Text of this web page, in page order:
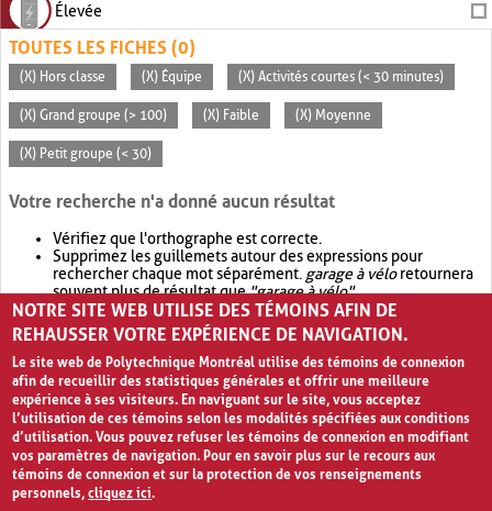
Élevée
TOUTES LES FICHES (0)
(X) Hors classe (X) Équipe (X) Activités courtes (< 30 minutes)
(X) Grand groupe (> 100) (X) Faible (X) Moyenne
(X) Petit groupe (< 30)
Votre recherche n'a donné aucun résultat
Vérifiez que l'orthographe est correcte.
Supprimez les guillemets autour des expressions pour
rechercher chaque mot séparément. garage à véloretournera
souvent plus de résultat que"garage à vélo".
Envisagez d'élargir votre recherche avec OR.garage OR vélo
retournera souvent plus de résultat quegarage à vélo
NOTRE SITE WEB UTILISE DES TÉMOINS AFIN DE
REHAUSSER VOTRE EXPÉRIENCE DE NAVIGATION.
Le site web de Polytechnique Montréal utilise des témoins de connexion
afin de recueillir des statistiques générales et offrir une meilleure
expérience à ses visiteurs. En naviguant sur le site, vous acceptez
l’utilisation de ces témoins selon les modalités spécifiées aux conditions
d’utilisation. Vous pouvez refuser les témoins de connexion en modifiant
vos paramètres de navigation. Pour en savoir plus sur le recours aux
témoins de connexion et sur la protection de vos renseignements
personnels,cliquez ici.